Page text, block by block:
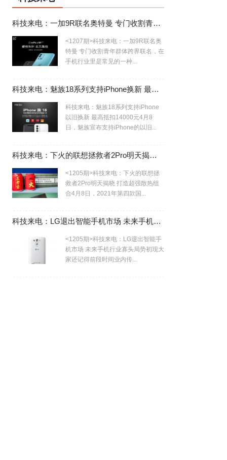
科技来电：一加9R联名奥特曼 专门收割青年群体
<1207期>科技来电：一加9R联名奥
特曼 专门收割青年群体跨界联名，在
手机行业里是常见的一种...
科技来电：魅族18系列支持iPhone换新 最高抵扣14000元
科技来电：魅族18系列支持iPhone
以旧换新 最高抵扣14000元4月8
日，魅族宣布支持iPhone的以旧...
科技来电：下火的联想拯救者2Pro明天揭晓 打造超强散热组合
<1205期>科技来电：下火的联想拯
救者2Pro明天揭晓 打造超强散热组
合4月8日，2021年第四款国...
科技来电：LG退出智能手机市场 未来手机行业寡头局势初现
<1205期>科技来电：LG退出智能手
机市场 未来手机行业寡头局势初现大
家还记得前段时间业内传...